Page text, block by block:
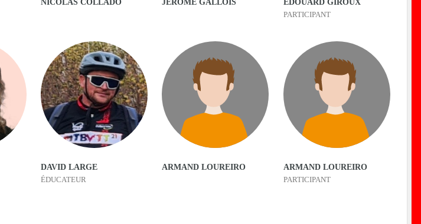
NICOLAS COLLADO JÉRÔME GALLOIS EDOUARD GIROUX
PARTICIPANT
DAVID LARGE
ÉDUCATEUR
ARMAND LOUREIRO ARMAND LOUREIRO
PARTICIPANT